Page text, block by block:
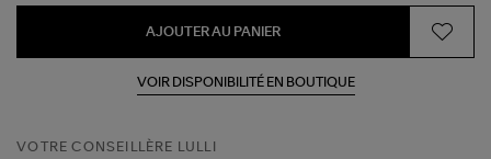
AJOUTER AU PANIER
VOIR DISPONIBILITÉ EN BOUTIQUE
VOTRE CONSEILLÈRE LULLI